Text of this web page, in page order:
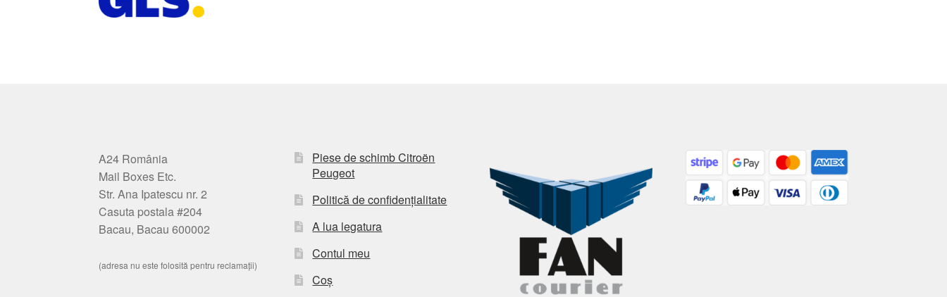
A24 România
Mail Boxes Etc.
Str. Ana Ipatescu nr. 2
Casuta postala #204
Bacau, Bacau 600002
(adresa nu este folosită pentru reclamații)
Piese de schimb Citroën
Peugeot
Politică de confidențialitate
A lua legatura
Contul meu
Coș